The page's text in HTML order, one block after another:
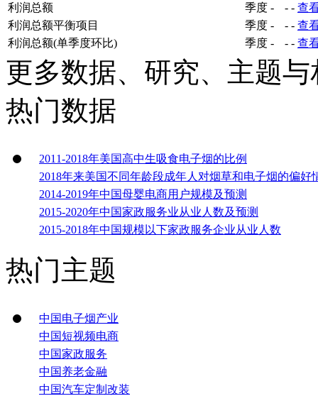
利润总额
季度 - - - 查
利润总额平衡项目
季度 - - - 查
利润总额(单季度环比)
季度 - - - 查
更多数据、研究、主题
热门数据
2011-2018年美国高中生吸食电子烟的比例
2018年来美国不同年龄段成年人对烟草和电子烟的偏好
2014-2019年中国母婴电商用户规模及预测
2015-2020年中国家政服务业从业人数及预测
2015-2018年中国规模以下家政服务企业从业人数
热门主题
中国电子烟产业
中国短视频电商
中国家政服务
中国养老金融
中国汽车定制改装